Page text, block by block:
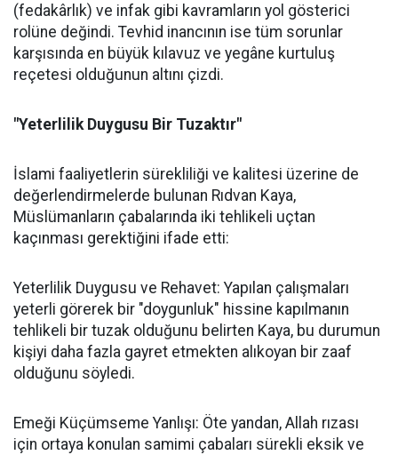
(fedakârlık) ve infak gibi kavramların yol gösterici
rolüne değindi. Tevhid inancının ise tüm sorunlar
karşısında en büyük kılavuz ve yegâne kurtuluş
reçetesi olduğunun altını çizdi.
"Yeterlilik Duygusu Bir Tuzaktır"
İslami faaliyetlerin sürekliliği ve kalitesi üzerine de
değerlendirmelerde bulunan Rıdvan Kaya,
Müslümanların çabalarında iki tehlikeli uçtan
kaçınması gerektiğini ifade etti:
Yeterlilik Duygusu ve Rehavet: Yapılan çalışmaları
yeterli görerek bir "doygunluk" hissine kapılmanın
tehlikeli bir tuzak olduğunu belirten Kaya, bu durumun
kişiyi daha fazla gayret etmekten alıkoyan bir zaaf
olduğunu söyledi.
Emeği Küçümseme Yanlışı: Öte yandan, Allah rızası
için ortaya konulan samimi çabaları sürekli eksik ve